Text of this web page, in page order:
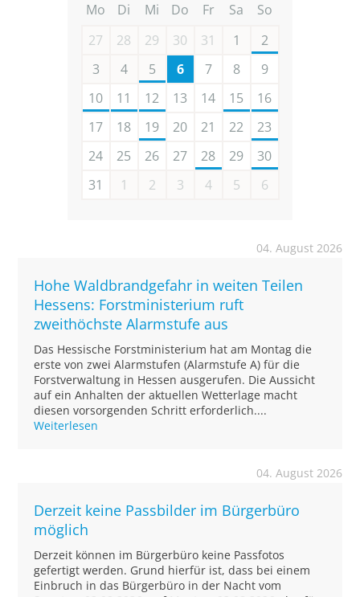
Mo Di Mi Do Fr Sa
So
27
28 29 30 31 1
2
3
4 5 6 7 8
9
10
11 12 13 14 15
16
17
18 19 20 21 22
23
24
25 26 27 28 29
30
31
1 2 3 4 5 6
04. August 2026
Hohe Waldbrandgefahr in weiten Teilen
Hessens: Forstministerium ruft
zweithöchste Alarmstufe aus
Das Hessische Forstministerium hat am Montag die
erste von zwei Alarmstufen (Alarmstufe A) für die
Forstverwaltung in Hessen ausgerufen. Die Aussicht
auf ein Anhalten der aktuellen Wetterlage macht
diesen vorsorgenden Schritt erforderlich....
Weiterlesen
04. August 2026
Derzeit keine Passbilder im Bürgerbüro
möglich
Derzeit können im Bürgerbüro keine Passfotos
gefertigt werden. Grund hierfür ist, dass bei einem
Einbruch in das Bürgerbüro in der Nacht vom